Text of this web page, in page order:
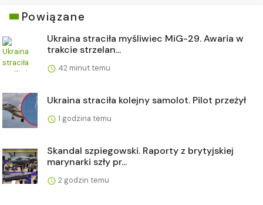
Powiązane
Ukraina straciła myśliwiec MiG-29. Awaria w
trakcie strzelan...
42 minut temu
Ukraina straciła kolejny samolot. Pilot przeżył
1 godzina temu
Skandal szpiegowski. Raporty z brytyjskiej
marynarki szły pr...
2 godzin temu